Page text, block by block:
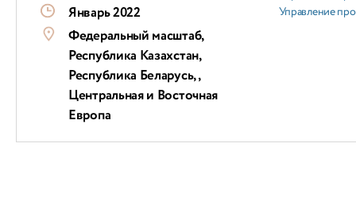
Январь 2022
Федеральный масштаб,
Республика Казахстан,
Республика Беларусь, ,
Центральная и Восточная
Европа
Управление